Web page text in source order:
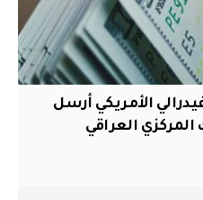
الأمريكي أرسل